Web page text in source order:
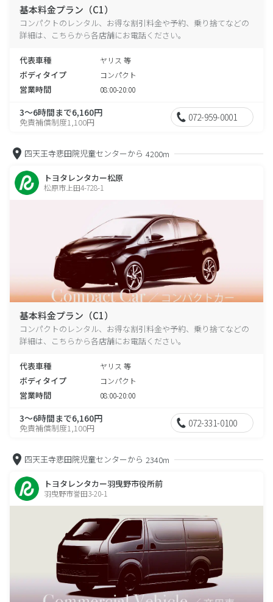
基本料金プラン（C1）
コンパクトのレンタル、お得な割引料金や予約、乗り捨てなどの
詳細は、こちらから各店舗にお電話ください。
代表車種 ヤリス 等
ボディタイプ コンパクト
営業時間 08:00-20:00
3～6時間まで6,160円
免責補償制度1,100円 072-959-0001
四天王寺悲田院児童センターから 4200m
トヨタレンタカー松原
松原市上田4-728-1
基本料金プラン（C1）
コンパクトのレンタル、お得な割引料金や予約、乗り捨てなどの
詳細は、こちらから各店舗にお電話ください。
代表車種 ヤリス 等
ボディタイプ コンパクト
営業時間 08:00-20:00
3～6時間まで6,160円
免責補償制度1,100円 072-331-0100
四天王寺悲田院児童センターから 2340m
トヨタレンタカー羽曳野市役所前
羽曳野市誉田3-20-1